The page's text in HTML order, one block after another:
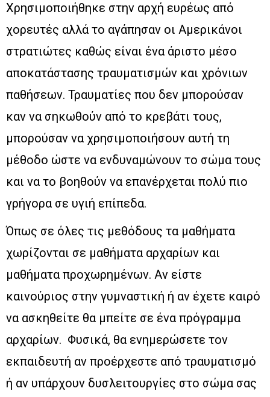
Χρησιμοποιήθηκε στην αρχή ευρέως από
χορευτές αλλά το αγάπησαν οι Αμερικάνοι
στρατιώτες καθώς είναι ένα άριστο μέσο
αποκατάστασης τραυματισμών και χρόνιων
παθήσεων. Τραυματίες που δεν μπορούσαν
καν να σηκωθούν από το κρεβάτι τους,
μπορούσαν να χρησιμοποιήσουν αυτή τη
μέθοδο ώστε να ενδυναμώνουν το σώμα τους
και να το βοηθούν να επανέρχεται πολύ πιο
γρήγορα σε υγιή επίπεδα.
Όπως σε όλες τις μεθόδους τα μαθήματα
χωρίζονται σε μαθήματα αρχαρίων και
μαθήματα προχωρημένων. Αν είστε
καινούριος στην γυμναστική ή αν έχετε καιρό
να ασκηθείτε θα μπείτε σε ένα πρόγραμμα
αρχαρίων. Φυσικά, θα ενημερώσετε τον
εκπαιδευτή αν προέρχεστε από τραυματισμό
ή αν υπάρχουν δυσλειτουργίες στο σώμα σας